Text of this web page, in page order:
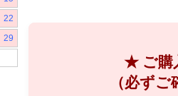
★ ご購
（必ず